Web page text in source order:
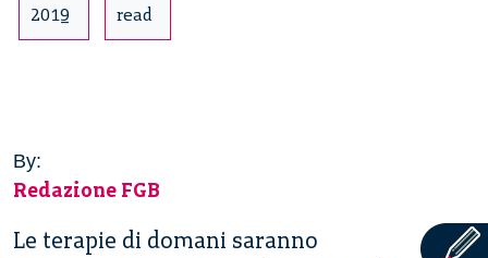
2019
read
By:
Redazione FGB
Le terapie di domani saranno